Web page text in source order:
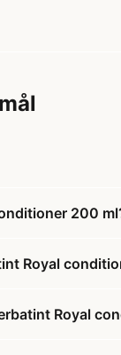
200
Royal
Royal